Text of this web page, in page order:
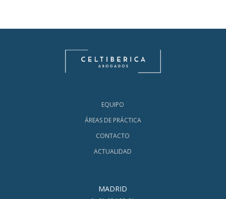
EQUIPO
ÁREAS DE PRÁCTICA
CONTACTO
ACTUALIDAD
MADRID